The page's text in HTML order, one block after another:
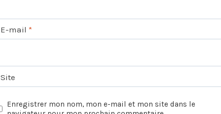
E-mail *
Site
Enregistrer mon nom, mon e-mail et mon site dans le